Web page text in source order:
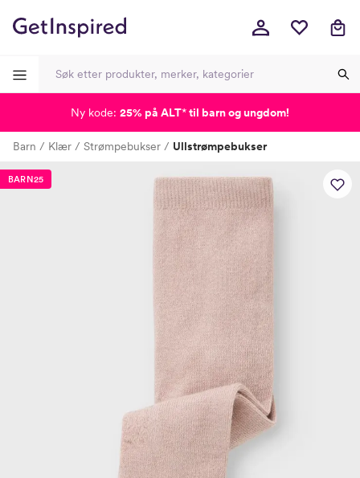
Barn Klær Strømpebukser Ullstrømpebukser
BARN25
Ny kode: 25% på ALT*til barn og ungdom!
-
-
-
-